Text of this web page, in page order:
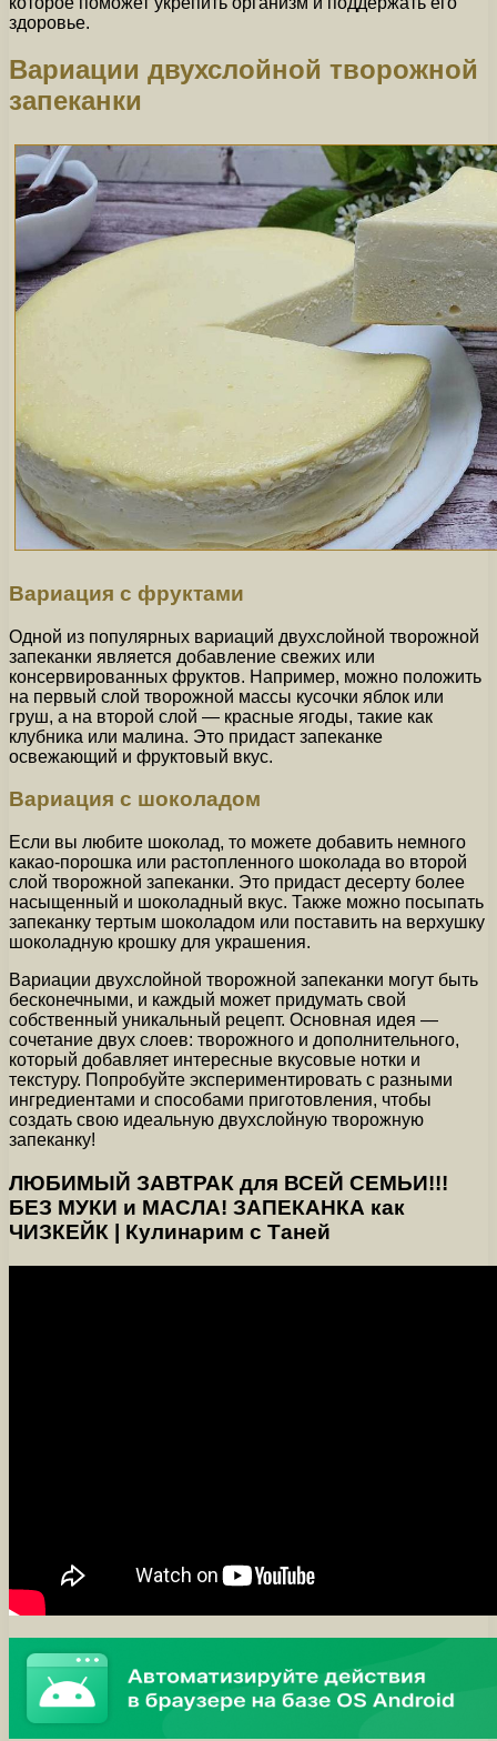
здоровье.
Вариации двухслойной творожной
запеканки
Вариация с фруктами
Одной из популярных вариаций двухслойной творожной
запеканки является добавление свежих или
консервированных фруктов. Например, можно положить
на первый слой творожной массы кусочки яблок или
груш, а на второй слой — красные ягоды, такие как
клубника или малина. Это придаст запеканке
освежающий и фруктовый вкус.
Вариация с шоколадом
Если вы любите шоколад, то можете добавить немного
какао-порошка или растопленного шоколада во второй
слой творожной запеканки. Это придаст десерту более
насыщенный и шоколадный вкус. Также можно посыпать
запеканку тертым шоколадом или поставить на верхушку
шоколадную крошку для украшения.
Вариации двухслойной творожной запеканки могут быть
бесконечными, и каждый может придумать свой
собственный уникальный рецепт. Основная идея —
сочетание двух слоев: творожного и дополнительного,
который добавляет интересные вкусовые нотки и
текстуру. Попробуйте экспериментировать с разными
ингредиентами и способами приготовления, чтобы
создать свою идеальную двухслойную творожную
запеканку!
ЛЮБИМЫЙ ЗАВТРАК для ВСЕЙ СЕМЬИ!!!
БЕЗ МУКИ и МАСЛА! ЗАПЕКАНКА как
ЧИЗКЕЙК | Кулинарим с Таней